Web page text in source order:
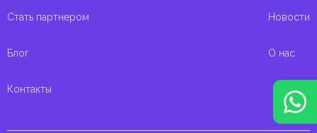
Стать партнером Новости
Блог О нас
Контакты